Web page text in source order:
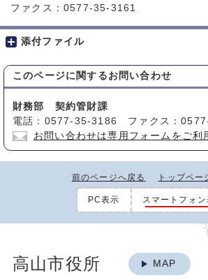
ファクス：0577-35-3161
添付ファイル
このページに関する お問い合わせ
財務部 契約管財課
電話：0577-35-3186 ファクス：
お問い合わせは専用フォームをご利
前のページへ戻る トップペー
PC表示 スマートフォン
高山市役所 MAP